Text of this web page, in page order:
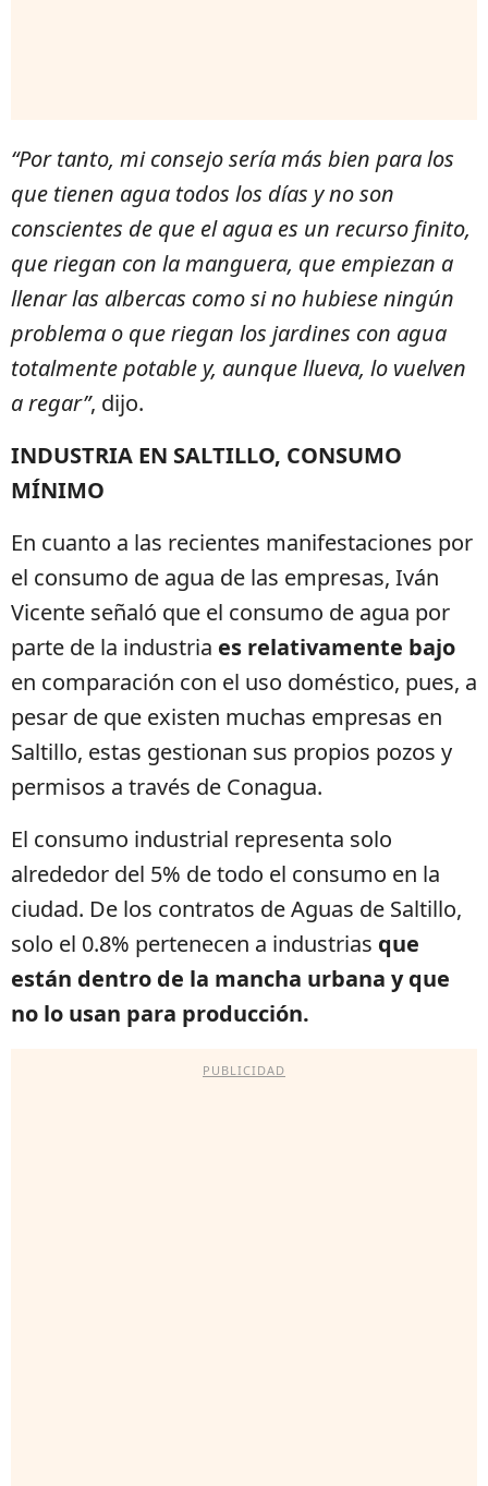
“Por tanto, mi consejo sería más bien para los
que tienen agua todos los días y no son
conscientes de que el agua es un recurso finito,
que riegan con la manguera, que empiezan a
llenar las albercas como si no hubiese ningún
problema o que riegan los jardines con agua
totalmente potable y, aunque llueva, lo vuelven
a regar”, dijo.
INDUSTRIA EN SALTILLO, CONSUMO
MÍNIMO
En cuanto a las recientes manifestaciones por
el consumo de agua de las empresas, Iván
Vicente señaló que el consumo de agua por
parte de la industria es relativamente bajo
en comparación con el uso doméstico, pues, a
pesar de que existen muchas empresas en
Saltillo, estas gestionan sus propios pozos y
permisos a través de Conagua.
El consumo industrial representa solo
alrededor del 5% de todo el consumo en la
ciudad. De los contratos de Aguas de Saltillo,
solo el 0.8% pertenecen a industrias que
están dentro de la mancha urbana y que
no lo usan para producción.
PUBLICIDAD